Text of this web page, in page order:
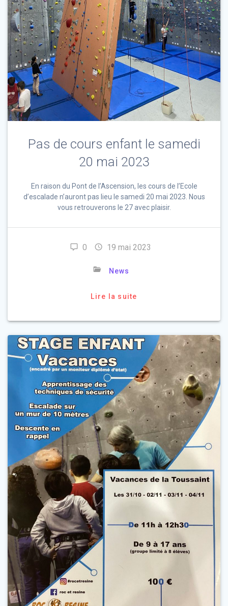
Pas de cours enfant le samedi
20 mai 2023
En raison du Pont de l’Ascension, les cours de l’Ecole
d’escalade n’auront pas lieu le samedi 20 mai 2023. Nous
vous retrouverons le 27 avec plaisir.
0 19 mai 2023
News
Lire la suite